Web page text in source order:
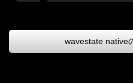
wavestate native